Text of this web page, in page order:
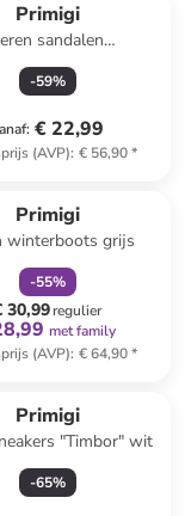
Primigi
sandalen
geel/zwart
-59%
: € 22,99
(AVP): € 56,90*
Primigi
winterboots grijs
-55%
30,99regulier
met family
(AVP): € 64,90*
Primigi
"Timbor" wit
-65%